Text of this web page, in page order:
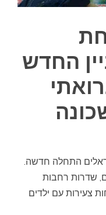
החדש
התחלה חדשה.
שדרות רחבות
צעירות עם ילדים